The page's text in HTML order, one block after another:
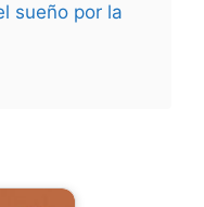
sueño por la